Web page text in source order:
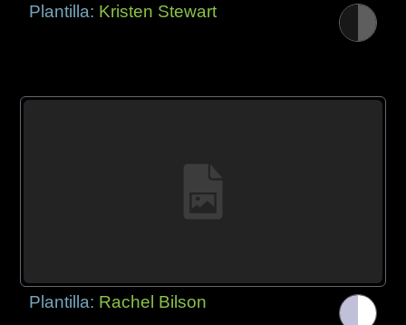
Plantilla: Kristen Stewart
Plantilla: Rachel Bilson